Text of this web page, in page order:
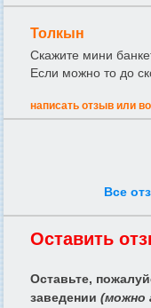
Толкын
Скажите мини
Если можно то до
написать отзыв или
Все
Оставить
Оставьте,
заведении (можно